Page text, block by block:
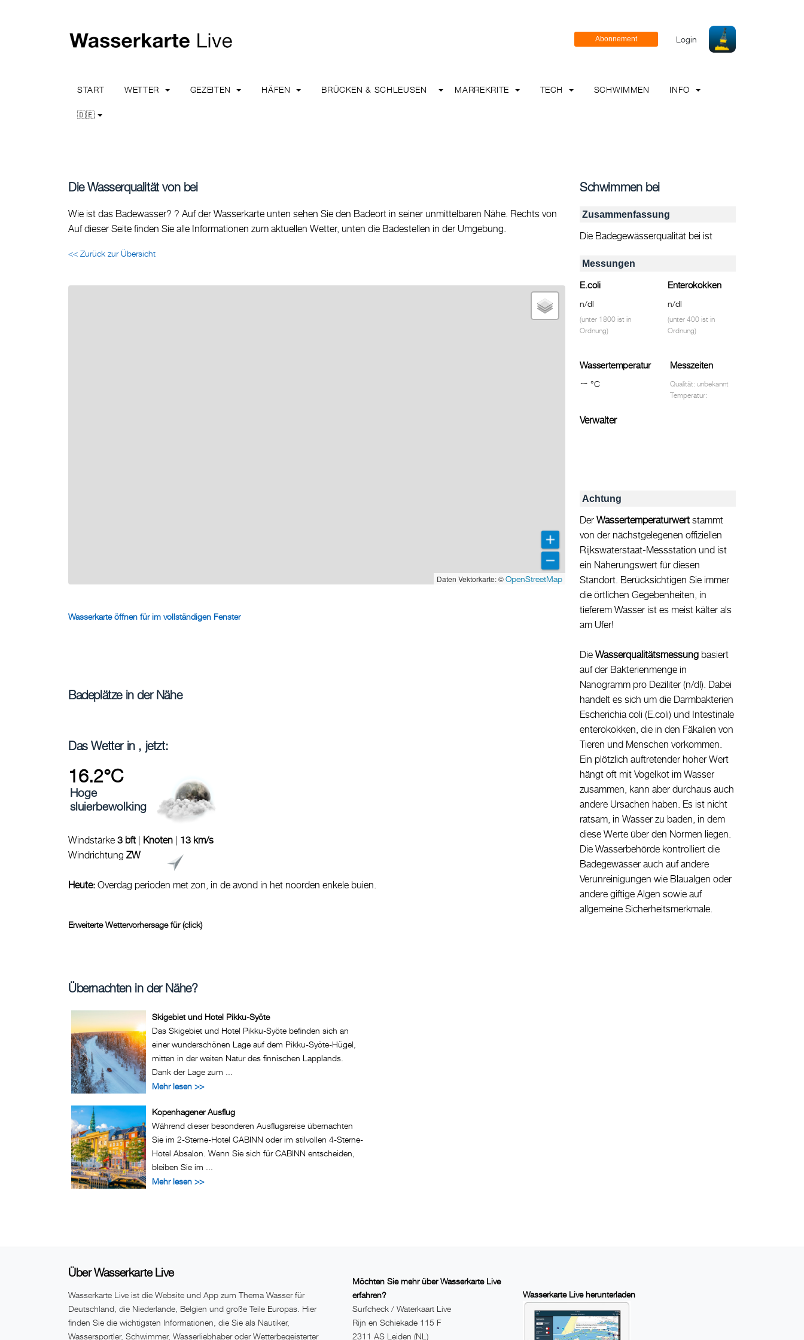
Login
START WETTER GEZEITEN HÄFEN BRÜCKEN & SCHLEUSEN MARREKRITE TECH SCHWIMMEN INFO
🇩🇪
Die Wasserqualität von bei
Wie ist das Badewasser? ? Auf der Wasserkarte unten sehen Sie den Badeort in seiner unmittelbaren Nähe. Rechts von
Auf dieser Seite finden Sie alle Informationen zum aktuellen Wetter, unten die Badestellen in der Umgebung.
<< Zurück zur Übersicht
Daten Vektorkarte: ©OpenStreetMap
Wasserkarte öffnen für im vollständigen Fenster
Badeplätze in der Nähe
Das Wetter in , jetzt:
16.2°C
Hoge
sluierbewolking
Windstärke 3 bft | Knoten | 13 km/s
Windrichtung ZW
Heute: Overdag perioden met zon, in de avond in het noorden enkele buien.
Erweiterte Wettervorhersage für (click)
Übernachten in der Nähe?
Skigebiet und Hotel Pikku-Syöte
Das Skigebiet und Hotel Pikku-Syöte befinden sich an
einer wunderschönen Lage auf dem Pikku-Syöte-Hügel,
mitten in der weiten Natur des finnischen Lapplands.
Dank der Lage zum ...
Mehr lesen >>
Kopenhagener Ausflug
Während dieser besonderen Ausflugsreise übernachten
Sie im 2-Sterne-Hotel CABINN oder im stilvollen 4-Sterne-
Hotel Absalon. Wenn Sie sich für CABINN entscheiden,
bleiben Sie im ...
Mehr lesen >>
Schwimmen bei
Zusammenfassung
Die Badegewässerqualität bei ist
Messungen
E.coli
n/dl
(unter 1800 ist in
Ordnung)
Enterokokken
n/dl
(unter 400 ist in
Ordnung)
Wassertemperatur
~ °C
Messzeiten
Qualität: unbekannt
Temperatur:
Verwalter
Achtung
Der Wassertemperaturwert stammt
von der nächstgelegenen offiziellen
Rijkswaterstaat-Messstation und ist
ein Näherungswert für diesen
Standort. Berücksichtigen Sie immer
die örtlichen Gegebenheiten, in
tieferem Wasser ist es meist kälter als
am Ufer!
Die Wasserqualitätsmessung basiert
auf der Bakterienmenge in
Nanogramm pro Deziliter (n/dl). Dabei
handelt es sich um die Darmbakterien
Escherichia coli (E.coli) und Intestinale
enterokokken, die in den Fäkalien von
Tieren und Menschen vorkommen.
Ein plötzlich auftretender hoher Wert
hängt oft mit Vogelkot im Wasser
zusammen, kann aber durchaus auch
andere Ursachen haben. Es ist nicht
ratsam, in Wasser zu baden, in dem
diese Werte über den Normen liegen.
Die Wasserbehörde kontrolliert die
Badegewässer auch auf andere
Verunreinigungen wie Blaualgen oder
andere giftige Algen sowie auf
allgemeine Sicherheitsmerkmale.
Über Wasserkarte Live
Wasserkarte Live ist die Website und App zum Thema Wasser für
Deutschland, die Niederlande, Belgien und große Teile Europas. Hier
finden Sie die wichtigsten Informationen, die Sie als Nautiker,
Wassersportler, Schwimmer, Wasserliebhaber oder Wetterbegeisterter
Möchten Sie mehr über Wasserkarte Live
erfahren?
Surfcheck / Waterkaart Live
Rijn en Schiekade 115 F
2311 AS Leiden (NL)
Wasserkarte Live herunterladen